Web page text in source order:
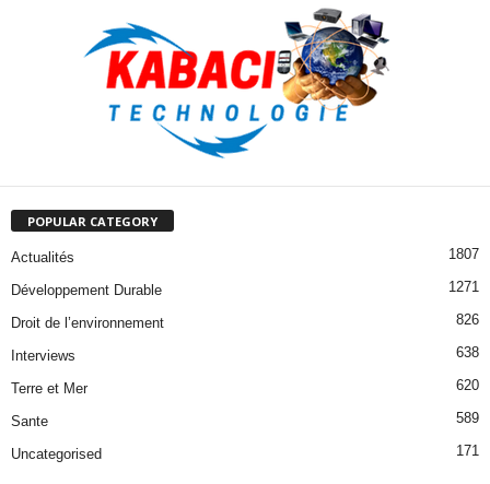
POPULAR CATEGORY
Actualités 1807
Développement Durable 1271
Droit de l’environnement 826
Interviews 638
Terre et Mer 620
Sante 589
Uncategorised 171